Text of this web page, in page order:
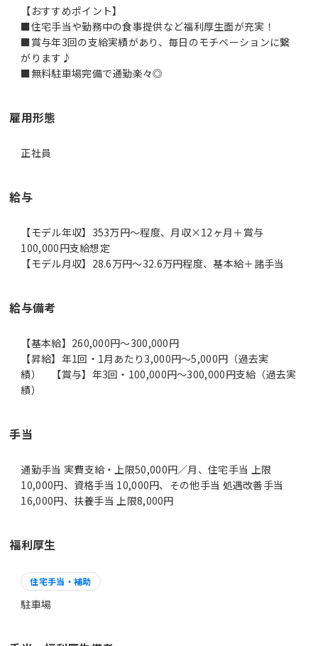
【おすすめポイント】
■住宅手当や勤務中の食事提供など福利厚生面が充実！
■賞与年3回の支給実績があり、毎日のモチベーションに繋
がります♪
■無料駐車場完備で通勤楽々◎
雇用形態
正社員
給与
【モデル年収】353万円〜程度、月収×12ヶ月＋賞与
100,000円支給想定
【モデル月収】28.6万円〜32.6万円程度、基本給＋諸手当
給与備考
【基本給】260,000円～300,000円
【昇給】年1回・1月あたり3,000円～5,000円（過去実
績） 【賞与】年3回・100,000円～300,000円支給（過去実
績）
手当
通勤手当 実費支給・上限50,000円／月、住宅手当 上限
10,000円、資格手当 10,000円、その他手当 処遇改善手当
16,000円、扶養手当 上限8,000円
福利厚生
住宅手当・補助
駐車場